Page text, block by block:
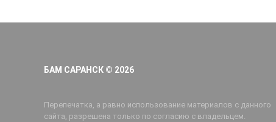
БАМ САРАНСК © 2026
Перепечатка, а равно использование материалов с данного
сайта, разрешена только по согласию с владельцем.